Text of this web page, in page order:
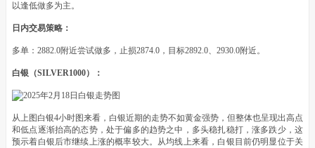
以逢低做多为主。
日内交易策略：
多单：2882.0附近尝试做多，止损2874.0，目标2892.0、2930.0附近。
白银（SILVER1000）：
从上图白银4小时图来看，白银近期的走势不如黄金强势，但整体也呈现出高点
和低点逐渐抬高的态势，处于偏多的趋势之中，多头稳扎稳打，涨多跌少，这
预示着白银后市继续上涨的概率较大。从均线上来看，白银目前仍明显位于关